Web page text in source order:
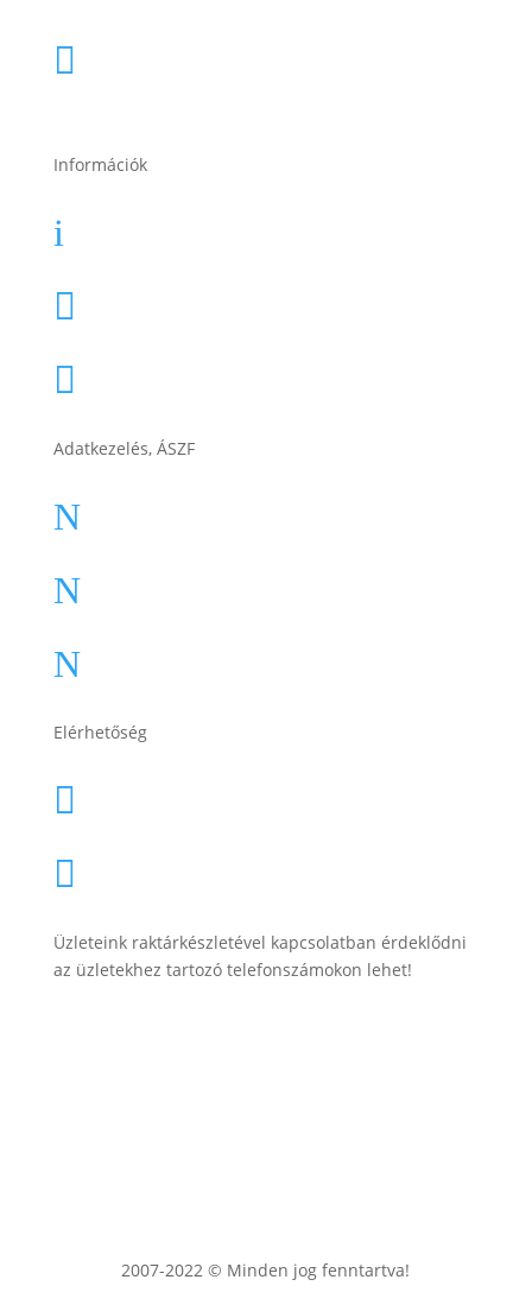

Információk
i


Adatkezelés, ÁSZF
N
N
N
Elérhetőség


Üzleteink raktárkészletével kapcsolatban érdeklődni
az üzletekhez tartozó telefonszámokon lehet!
2007-2022 © Minden jog fenntartva!